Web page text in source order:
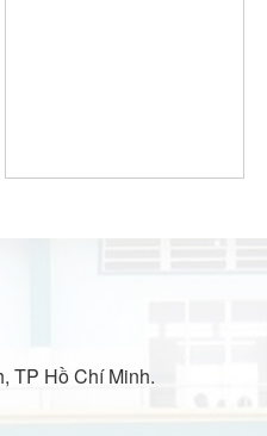
TP Hồ Chí Minh.